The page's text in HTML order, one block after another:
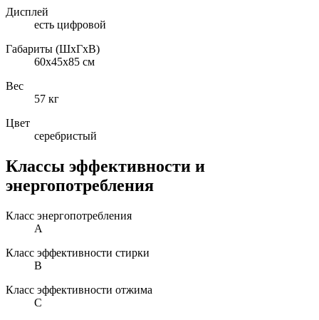
Дисплей
есть цифровой
Габариты (ШxГxВ)
60x45x85 см
Вес
57 кг
Цвет
серебристый
Классы эффективности и
энергопотребления
Класс энергопотребления
A
Класс эффективности стирки
B
Класс эффективности отжима
C